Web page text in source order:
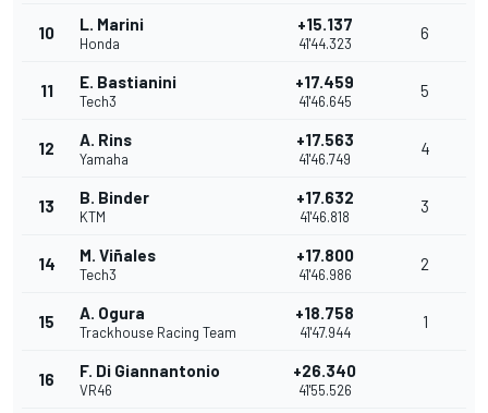
10 L. Marini
Honda
+15.137
41'44.323
6
11 E. Bastianini
Tech3
+17.459
41'46.645
5
12 A. Rins
Yamaha
+17.563
41'46.749
4
13 B. Binder
KTM
+17.632
41'46.818
3
14 M. Viñales
Tech3
+17.800
41'46.986
2
15 A. Ogura
Trackhouse Racing Team
+18.758
41'47.944
1
16 F. Di Giannantonio
VR46
+26.340
41'55.526